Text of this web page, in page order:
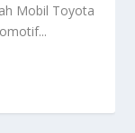
Mobil Toyota